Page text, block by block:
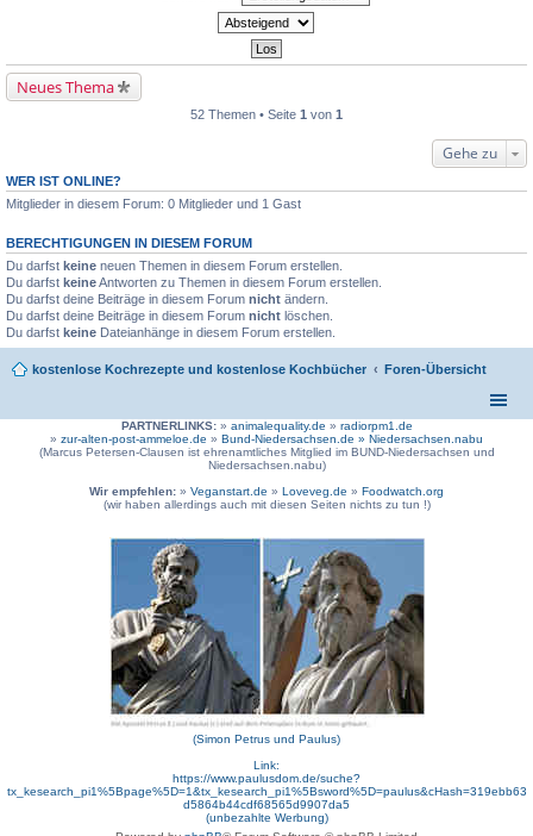
Neues Thema
52 Themen • Seite 1 von 1
Gehe zu
WER IST ONLINE?
Mitglieder in diesem Forum: 0 Mitglieder und 1 Gast
BERECHTIGUNGEN IN DIESEM FORUM
Du darfst keine neuen Themen in diesem Forum erstellen.
Du darfst keineAntworten zu Themen in diesem Forum erstellen.
Du darfst deine Beiträge in diesem Forum nicht ändern.
Du darfst deine Beiträge in diesem Forum nicht löschen.
Du darfst keine Dateianhänge in diesem Forum erstellen.
kostenlose Kochrezepte und kostenlose Kochbücher Foren-Übersicht
PARTNERLINKS:» animalequality.de » radiorpm1.de
» zur-alten-post-ammeloe.de » Bund-Niedersachsen.de » Niedersachsen.nabu
(Marcus Petersen-Clausen ist ehrenamtliches Mitglied im BUND-Niedersachsen und
Niedersachsen.nabu)
Wir empfehlen: » Veganstart.de » Loveveg.de » Foodwatch.org
(wir haben allerdings auch mit diesen Seiten nichts zu tun !)
(Simon Petrus und Paulus)
Link:
https://www.paulusdom.de/suche?
tx_kesearch_pi1%5Bpage%5D=1&tx_kesearch_pi1%5Bsword%5D=paulus&cHash=319ebb63
d5864b44cdf68565d9907da5
(unbezahlte Werbung)